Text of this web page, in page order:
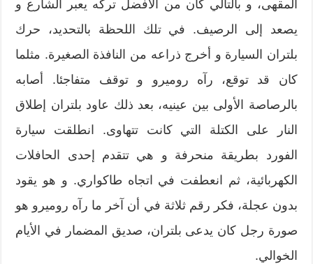
المقهى، و بالتالي كان من الأفضل تركه يعبر الشارع و
يصعد إلى الرصيف. في تلك اللحظة بالتحديد، حرك
بلتران السيارة و أخرج ذراعه من النافذة الصغيرة. مثلما
كان قد توقع، رآه روميرو و توقف متفاجئا. أصابه
بالرصاصة الأولى بين عينيه، بعد ذلك عاود بلتران إطلاق
النار على الكتلة التي كانت تتهاوى. انطلقت سيارة
الفورد بطريقة منحرفة و هي تتقدم إحدى الحافلات
الكهربائية، ثم انعطفت في اتجاه طاكواري. و هو يقود
بدون عجلة، فكر رقم ثلاثة في أن آخر ما رآه روميرو هو
صورة رجل كان يدعى بلتران، صديق المضمار في الأيام
الخوالي.